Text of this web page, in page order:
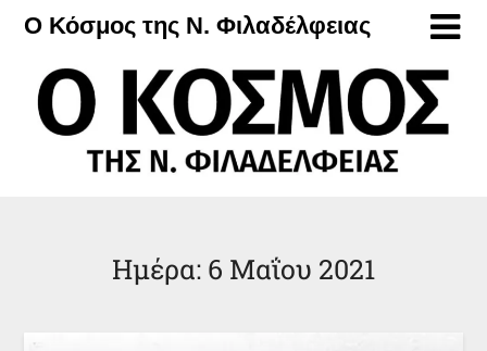
Μετάβαση
περιεχόμενο
Ο Κόσμος της Ν. Φιλαδέλφειας
Ημέρα: 6 Μαΐου 2021